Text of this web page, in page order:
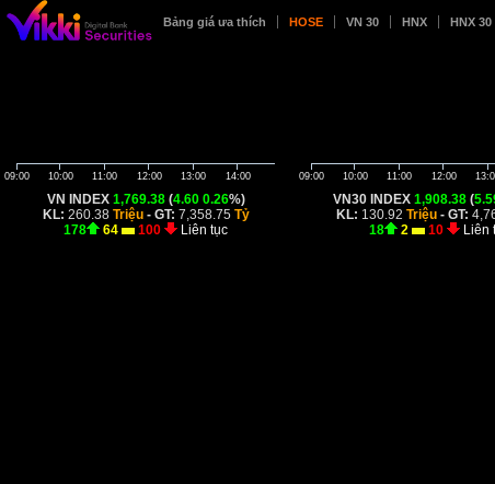
Bảng giá ưa thích HOSE VN 30 HNX HNX 30
09:00 10:00 11:00 12:00 13:00 14:00
VN INDEX 1,769.38 (4.60 0.26%)
KL: 260.38Triệu- GT: 7,358.75Tỷ
178
64 100 Liên tục
09:00 10:00 11:00 12:00
VN30 INDEX1,908.38 (
KL: 130.92 Triệu - GT:
18
2 10 Liên